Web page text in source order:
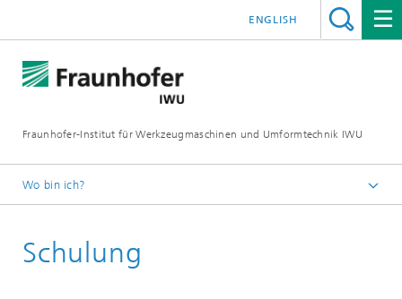
Fraunhofer-Institut für Werkzeugmaschinen und Umformtechnik IWU
ENGLISH
Wo bin ich?
Termine
Schulung